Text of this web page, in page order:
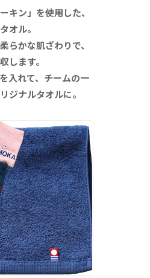
キン」を使用した、
オル。
らかな肌ざわりで、
します。
入れて、チームの一
ジナルタオルに。